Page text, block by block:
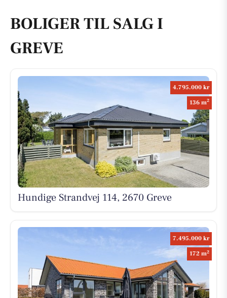
BOLIGER TIL SALG I
GREVE
4.795.000 kr
136 m2
Hundige Strandvej 114, 2670 Greve
7.495.000 kr
172 m2